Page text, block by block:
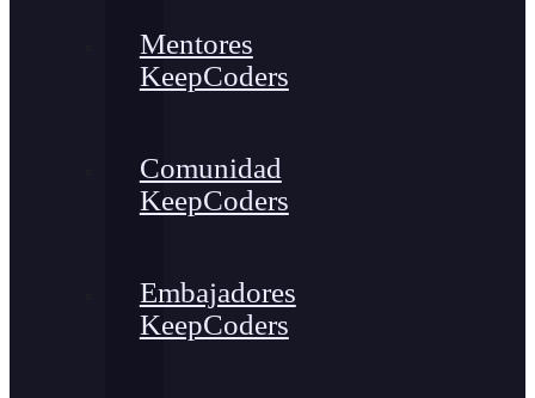
Mentores
KeepCoders
Comunidad
KeepCoders
Embajadores
KeepCoders